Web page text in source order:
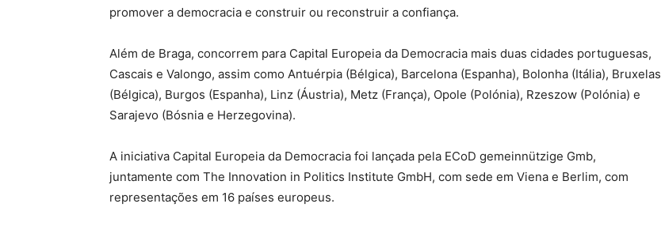
promover a democracia e construir ou reconstruir a confiança.
Além de Braga, concorrem para Capital Europeia da Democracia mais duas cidades portuguesas,
Cascais e Valongo, assim como Antuérpia (Bélgica), Barcelona (Espanha), Bolonha (Itália), Bruxelas
(Bélgica), Burgos (Espanha), Linz (Áustria), Metz (França), Opole (Polónia), Rzeszow (Polónia) e
Sarajevo (Bósnia e Herzegovina).
A iniciativa Capital Europeia da Democracia foi lançada pela ECoD gemeinnützige Gmb,
juntamente com The Innovation in Politics Institute GmbH, com sede em Viena e Berlim, com
representações em 16 países europeus.